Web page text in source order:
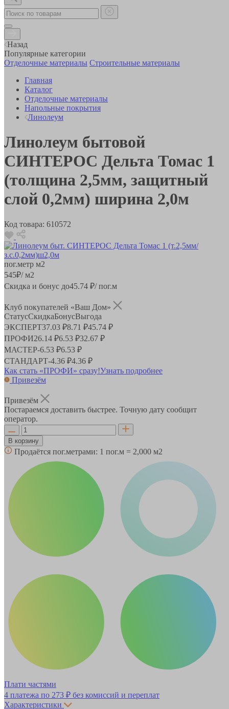
Назад
Популярные категории
Отделочные материалы Строительные материалы
Главная
Каталог
Отделочные материалы
Напольные покрытия
Линолеум
Линолеум бытовой
СИНТЕРОС Дельта Томас 1
(толщина 2,5мм, защитный
слой 0,2мм) ширина 2,0м
Код товара: 610572
пог.метр м2
545₽/ м2
Скидка и бонус до45.74 ₽/ пог.м
Клуб покупателей «Ваш Дом»
СтатусСкидкаБонусВыгода
ЭКСПЕРТ37.03 ₽8.71 ₽45.74 ₽
ПРОФИ26.14 ₽6.53 ₽32.67 ₽
МАСТЕР-6.53 ₽6.53 ₽
СТАНДАРТ-4.36 ₽4.36 ₽
Как стать «ПРОФИ» сразу!Узнать подробнее
Привезём
Привезём
Постараемся доставить быстрее. Точную дату сообщит
оператор.
В корзину
Продаётся пог.метрами: 1 пог.м = 2,000 м2
Плати частями
4 платежа по 273 ₽ без комиссий и переплат
Характеристики